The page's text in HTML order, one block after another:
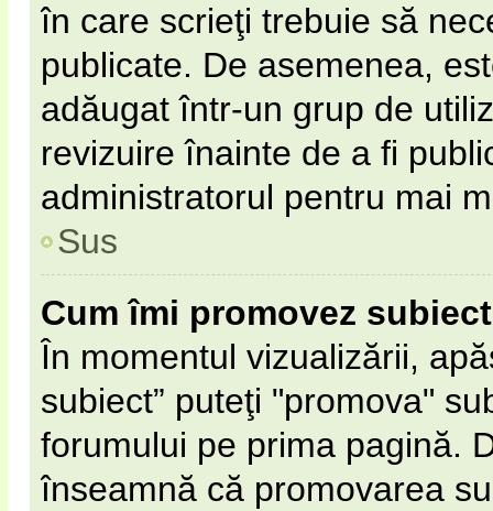
în care scrieţi trebuie să
publicate. De asemenea,
adăugat într-un grup de
revizuire înainte de a fi
administratorul pentru mai
Sus
Cum îmi promovez
În momentul vizualizării,
subiect” puteţi "promova"
forumului pe prima pagină.
înseamnă că promovarea